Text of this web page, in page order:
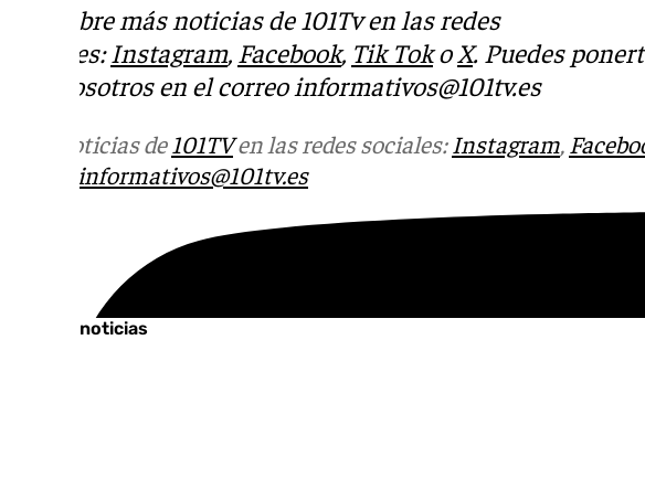
Descubre más noticias de 101Tv en las redes
sociales: Instagram, Facebook, Tik Toko X. Puedes
con nosotros en el correo informativos@101tv.es
Más noticias de 101TVen las redes sociales: Instagram,
informativos@101tv.es
Últimas noticias